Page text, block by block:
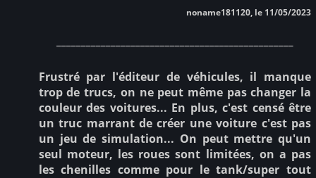
noname181120, le 11/05/2023
Frustré par l'éditeur de véhicules, il manque
trop de trucs, on ne peut même pas changer la
couleur des voitures... En plus, c'est censé être
un truc marrant de créer une voiture c'est pas
un jeu de simulation... On peut mettre qu'un
seul moteur, les roues sont limitées, on a pas
les chenilles comme pour le tank/super tout